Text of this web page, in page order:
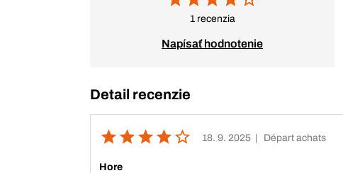
1 recenzia
Napísať hodnotenie
Detail recenzie
18. 9. 2025 | Départ achats
Hore